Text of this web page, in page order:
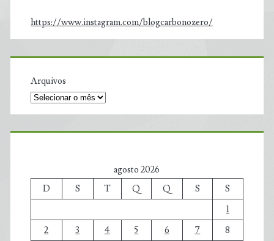
https://www.instagram.com/blogcarbonozero/
Arquivos
agosto 2026
D
S T Q Q S
S
1
2
3 4 5 6 7
8